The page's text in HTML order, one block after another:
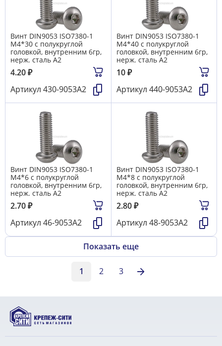
Винт DIN9053 ISO7380-1
М4*30 с полукруглой
головкой, внутренним 6гр,
нерж. сталь A2
4.20₽
Артикул 430-9053А2
Винт DIN9053 ISO7380-1
М4*40 с полукруглой
головкой, внутренним 6гр,
нерж. сталь A2
10₽
Артикул 440-9053А2
Винт DIN9053 ISO7380-1
М4*6 с полукруглой
головкой, внутренним 6гр,
нерж. сталь A2
2.70₽
Артикул 46-9053А2
Винт DIN9053 ISO7380-1
М4*8 с полукруглой
головкой, внутренним 6гр,
нерж. сталь A2
2.80₽
Артикул 48-9053А2
Показать еще
1 2 3